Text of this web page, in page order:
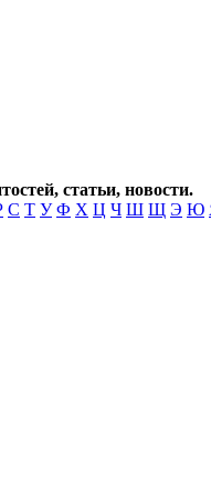
статьи, новости.
С Т У Ф Х Ц Ч Ш Щ Э Ю